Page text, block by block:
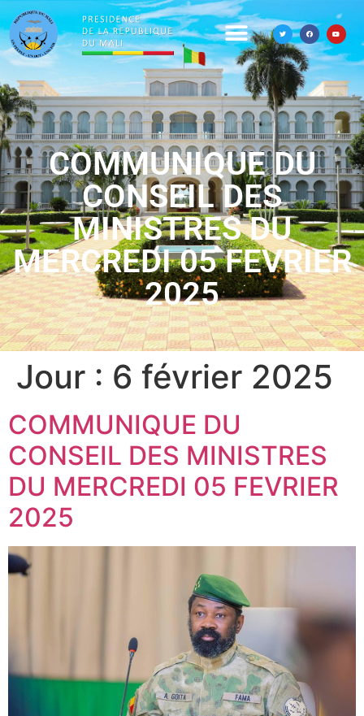
COMMUNIQUE DU
CONSEIL DES
MINISTRES DU
MERCREDI 05 FEVRIER
2025
Jour : 6 février 2025
COMMUNIQUE DU
CONSEIL DES MINISTRES
DU MERCREDI 05 FEVRIER
2025